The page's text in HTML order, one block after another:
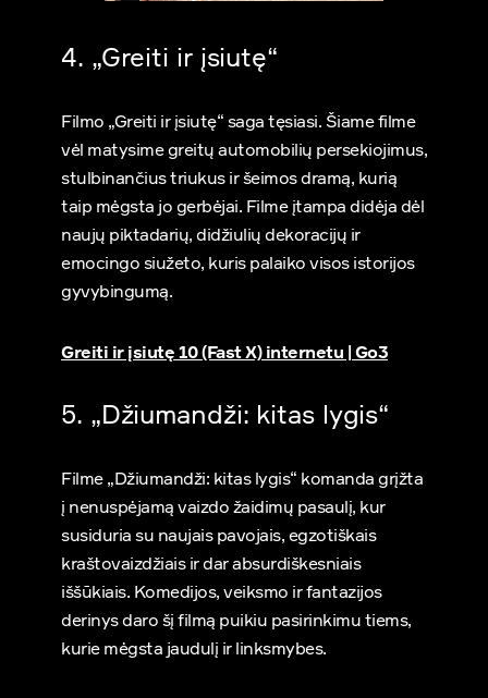
4. „Greiti ir įsiutę“
Filmo „Greiti ir įsiutę“ saga tęsiasi. Šiame filme
vėl matysime greitų automobilių persekiojimus,
stulbinančius triukus ir šeimos dramą, kurią
taip mėgsta jo gerbėjai. Filme įtampa didėja dėl
naujų piktadarių, didžiulių dekoracijų ir
emocingo siužeto, kuris palaiko visos istorijos
gyvybingumą.
Greiti ir įsiutę 10 (Fast X) internetu | Go3
5. „Džiumandži: kitas lygis“
Filme „Džiumandži: kitas lygis“ komanda grįžta
į nenuspėjamą vaizdo žaidimų pasaulį, kur
susiduria su naujais pavojais, egzotiškais
kraštovaizdžiais ir dar absurdiškesniais
iššūkiais. Komedijos, veiksmo ir fantazijos
derinys daro šį filmą puikiu pasirinkimu tiems,
kurie mėgsta jaudulį ir linksmybes.